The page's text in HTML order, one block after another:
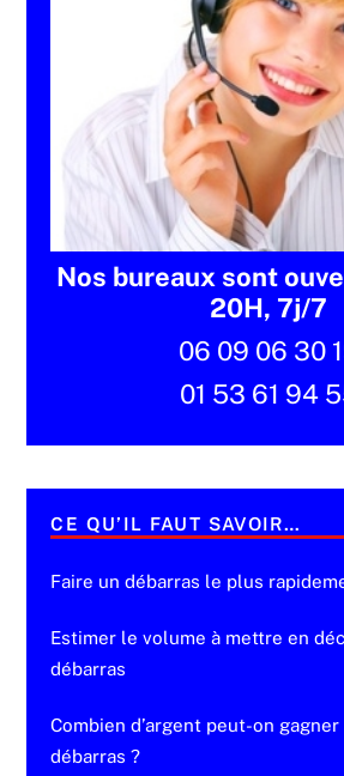
Nos bureaux sont
20H, 7j/7
06 09 06 30
01 53 61 94
CE QU’IL FAUT SAVOIR…
Faire un débarras le plus
Estimer le volume à mettre en
débarras
Combien d’argent peut-on gagner
débarras ?